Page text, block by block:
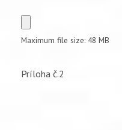
Maximum file size: 48 MB
Príloha č.2